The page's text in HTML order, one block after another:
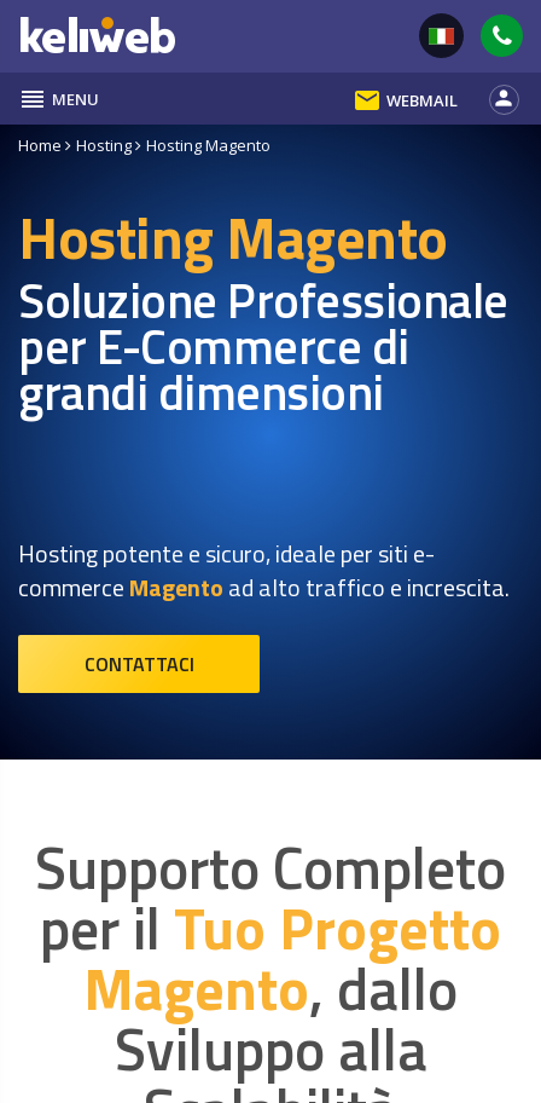
reorder MENU email WEBMAIL person
Home Hosting Hosting Magento
Hosting Magento
Soluzione Professionale
per E-Commerce di
grandi dimensioni
Hosting potente e sicuro, ideale per siti e-
commerceMagentoad alto traffico e increscita.
CONTATTACI
Supporto Completo
per il Tuo Progetto
Magento, dallo
Sviluppo alla